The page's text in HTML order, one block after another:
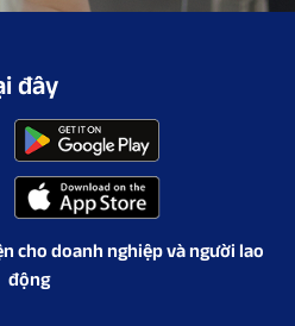
đây
cho doanh nghiệp và người lao
động